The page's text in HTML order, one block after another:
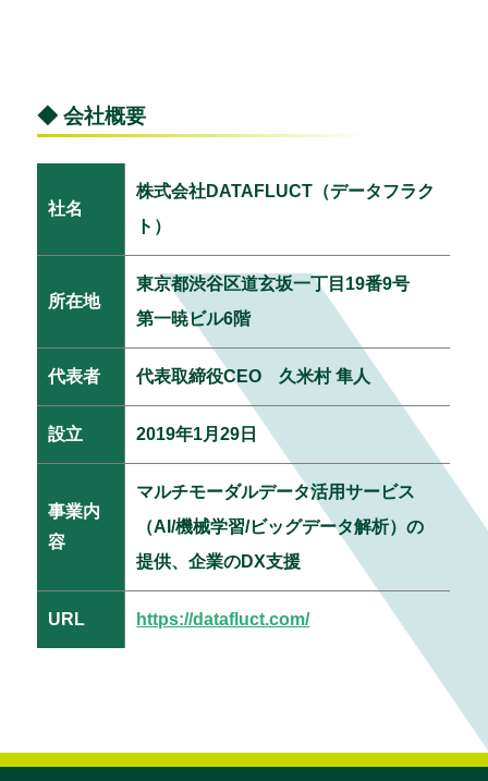
◆ 会社概要
社名
株式会社DATAFLUCT（データフラク
ト）
所在地
東京都渋谷区道玄坂一丁目19番9号
第一暁ビル6階
代表者 代表取締役CEO 久米村 隼人
設立 2019年1月29日
事業内
容
マルチモーダルデータ活用サービス
（AI/機械学習/ビッグデータ解析）の
提供、企業のDX支援
URL https://datafluct.com/